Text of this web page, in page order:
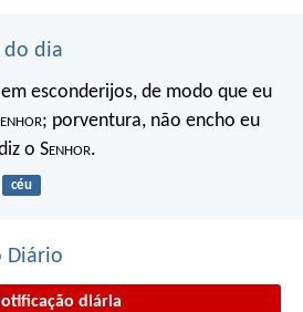
do dia
esconderijos, de modo que eu
enhor; porventura, não encho eu
o Senhor.
céu
Diário
diária